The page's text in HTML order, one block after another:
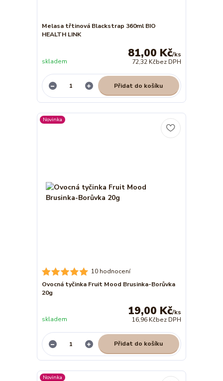
Melasa třtinová Blackstrap 360ml BIO
HEALTH LINK
81,00 Kč/ks
72,32 Kčbez DPH
skladem
Přidat do košíku
Novinka
10 hodnocení
Ovocná tyčinka Fruit Mood Brusinka-Borůvka
20g
19,00 Kč/ks
16,96 Kčbez DPH
skladem
Přidat do košíku
Novinka